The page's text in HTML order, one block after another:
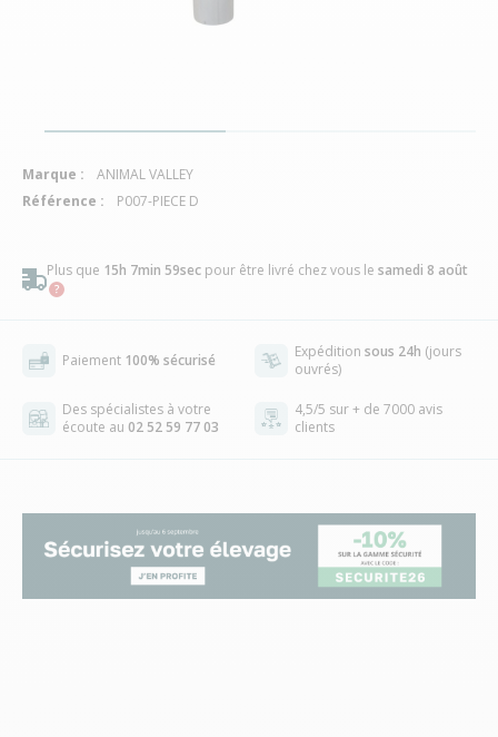
Plus que 15h 7min 58sec pour être livré chez vous le samedi 8 août
Paiement 100% sécurisé Expédition sous 24h (jours
ouvrés)
Des spécialistes à votre
écoute au 02 52 59 77 03
4,5/5 sur + de 7000 avis
clients
Marque :
ANIMAL VALLEY
Référence :
P007-PIECE D